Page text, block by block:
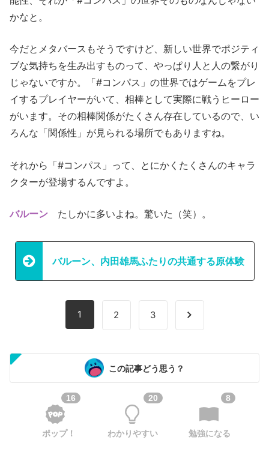
かなと。
今だとメタバースもそうですけど、新しい世界でポジティ
ブな気持ちを生み出すものって、やっぱり人と人の繋がり
じゃないですか。「#コンパス」の世界ではゲームをプレ
イするプレイヤーがいて、相棒として実際に戦うヒーロー
がいます。その相棒関係がたくさん存在しているので、い
ろんな「関係性」が見られる場所でもありますね。
それから「#コンパス」って、とにかくたくさんのキャラ
クターが登場するんですよ。
バルーン たしかに多いよね。驚いた（笑）。
バルーン、内田雄馬ふたりの共通する原体験
1 2 3
この記事どう思う？
16
ポップ！
20
わかりやすい
8
勉強になる